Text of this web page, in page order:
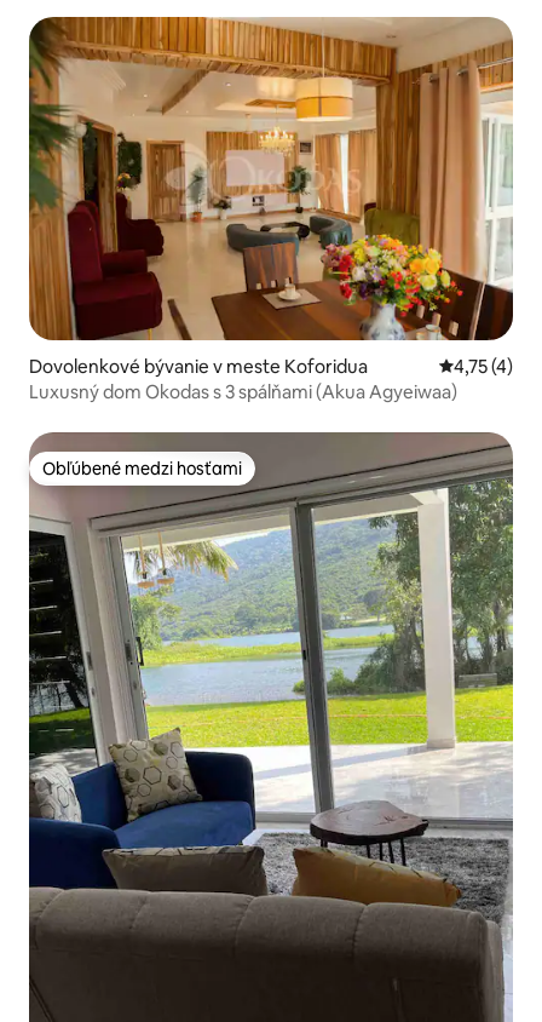
Dovolenkové bývanie v meste Koforidua Priemerné
4,75 (4)
Luxusný dom Okodas s 3 spálňami (Akua Agyeiwaa)
Obľúbené medzi hosťami
Obľúbené medzi hosťami